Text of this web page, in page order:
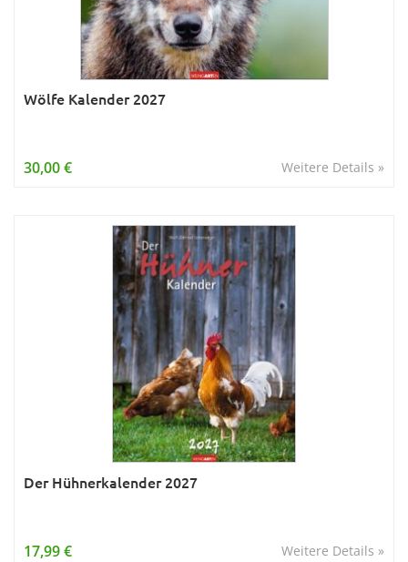
Wölfe Kalender 2027
Weitere Details »
30,00 €
Der Hühnerkalender 2027
Weitere Details »
17,99 €